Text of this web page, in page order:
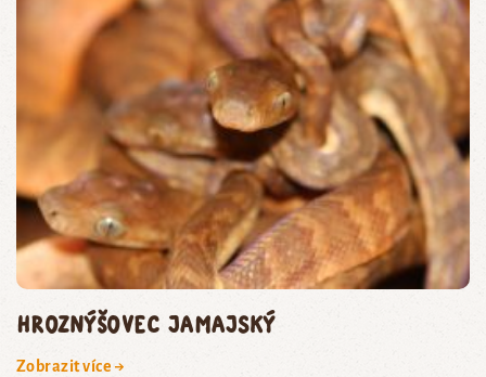
hroznýšovec jamajský
Zobrazit více →